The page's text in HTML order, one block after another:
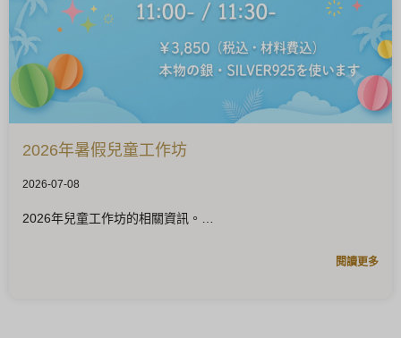
2026年暑假兒童工作坊
2026-07-08
2026年兒童工作坊的相關資訊。
閱讀更多